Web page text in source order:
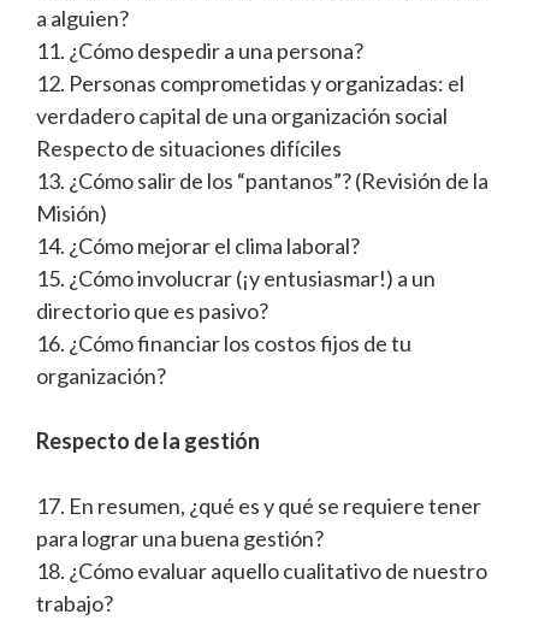
a alguien?
11. ¿Cómo despedir a una persona?
12. Personas comprometidas y organizadas: el
verdadero capital de una organización social
Respecto de situaciones difíciles
13. ¿Cómo salir de los “pantanos”? (Revisión de la
Misión)
14. ¿Cómo mejorar el clima laboral?
15. ¿Cómo involucrar (¡y entusiasmar!) a un
directorio que es pasivo?
16. ¿Cómo financiar los costos fijos de tu
organización?
Respecto de la gestión
17. En resumen, ¿qué es y qué se requiere tener
para lograr una buena gestión?
18. ¿Cómo evaluar aquello cualitativo de nuestro
trabajo?